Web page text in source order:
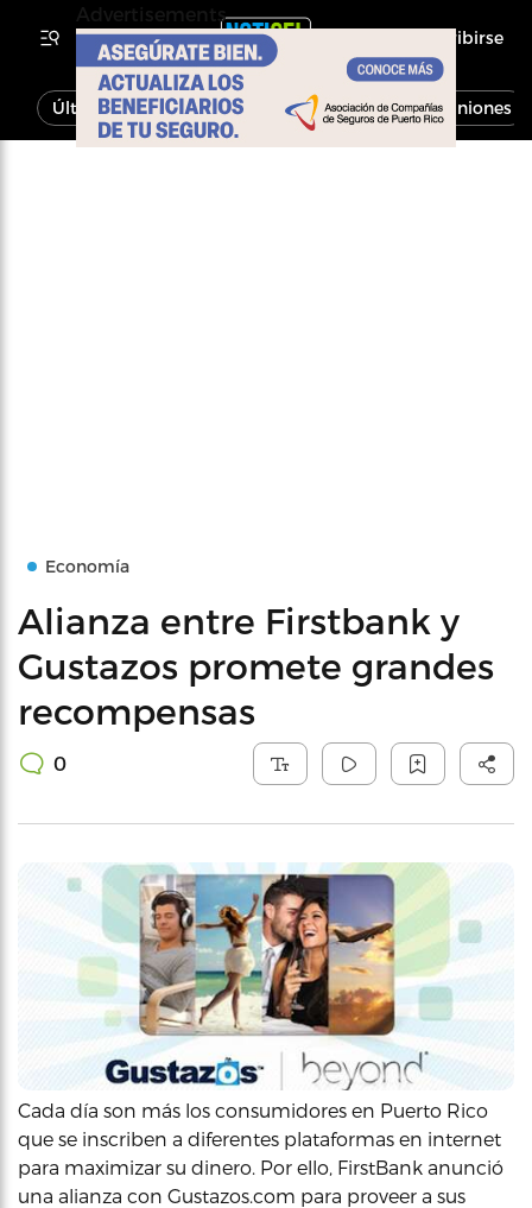
Inscribirse
Última Hora Noticias Economía Opiniones
Economía
Alianza entre Firstbank y
Gustazos promete grandes
recompensas
0
Cada día son más los consumidores en Puerto Rico
que se inscriben a diferentes plataformas en internet
para maximizar su dinero. Por ello, FirstBank anunció
una alianza con Gustazos.com para proveer a sus
Advertisements